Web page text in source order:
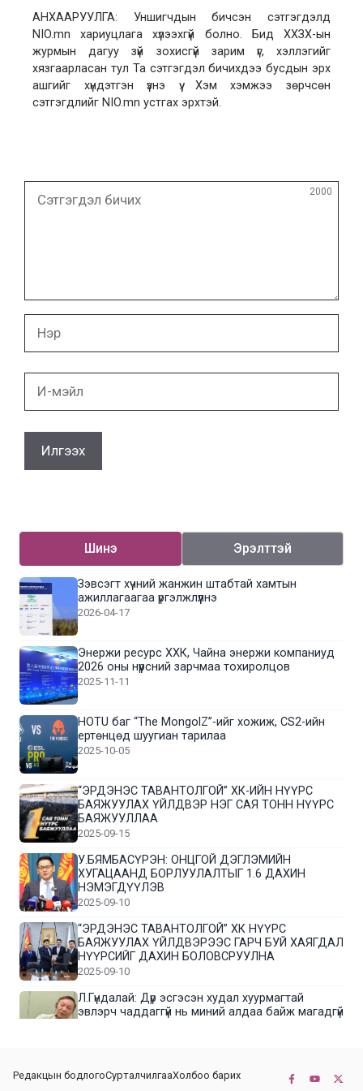
АНХААРУУЛГА: Уншигчдын бичсэн сэтгэгдэлд
NIO.mn хариуцлага хүлээхгүй болно. Бид ХХЗХ-ын
журмын дагуу зүй зохисгүй зарим үг, хэллэгийг
хязгаарласан тул Та сэтгэгдэл бичихдээ бусдын эрх
ашгийг хүндэтгэн үзнэ үү. Хэм хэмжээ зөрчсөн
сэтгэгдлийг NIO.mn устгах эрхтэй.
бичих
2000
Шинэ Эрэлттэй
Зэвсэгт хүчний жанжин штабтай хамтын
ажиллагаагаа үргэлжлүүлнэ
2026-04-17
Энержи ресурс ХХК, Чайна энержи компаниуд
2026 оны нүүрсний зарчмаа тохиролцов
2025-11-11
HOTU баг “The MongolZ”-ийг хожиж, CS2-ийн
ертөнцөд шуугиан тарилаа
2025-10-05
“ЭРДЭНЭС ТАВАНТОЛГОЙ” ХК-ИЙН НҮҮРС
БАЯЖУУЛАХ ҮЙЛДВЭР НЭГ САЯ ТОНН НҮҮРС
БАЯЖУУЛЛАА
2025-09-15
У.БЯМБАСҮРЭН: ОНЦГОЙ ДЭГЛЭМИЙН
ХУГАЦААНД БОРЛУУЛАЛТЫГ 1.6 ДАХИН
НЭМЭГДҮҮЛЭВ
2025-09-10
“ЭРДЭНЭС ТАВАНТОЛГОЙ” ХК НҮҮРС
БАЯЖУУЛАХ ҮЙЛДВЭРЭЭС ГАРЧ БУЙ ХАЯГДАЛ
НҮҮРСИЙГ ДАХИН БОЛОВСРУУЛНА
2025-09-10
Л.Гүндалай: Дүр эсгэсэн худал хуурмагтай
эвлэрч чаддаггүй нь миний алдаа байж магадгүй
БАГИЙН ИРГЭДИЙН ТӨЛӨӨЛӨЛ НҮҮРС
Редакцын бодлогоСурталчилгааХолбоо барих